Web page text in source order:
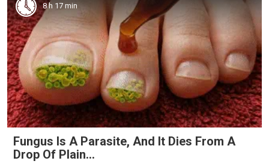
8 h 17 min
Fungus Is A Parasite, And It Dies From A
Drop Of Plain...